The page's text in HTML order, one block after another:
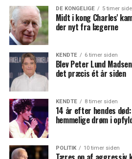
DE KONGELIGE 5 timer
Midt i kong Charles'
der nyt fra lægerne
KENDTE 6 timer siden
Blev Peter Lund
det præcis ét år siden
KENDTE 8 timer siden
14 år efter hendes
hemmelige drøm i
POLITIK 10 timer siden